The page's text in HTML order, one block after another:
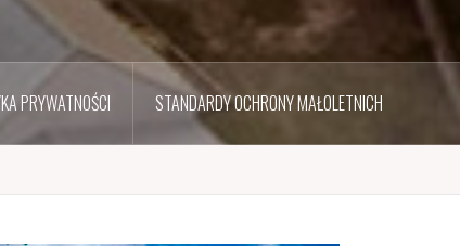
PRYWATNOŚCI STANDARDY OCHRONY MAŁOLETNICH